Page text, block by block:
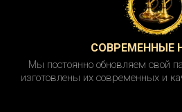
СОВРЕМЕННЫЕ
Мы постоянно обновляем свой
изготовлены их современных и